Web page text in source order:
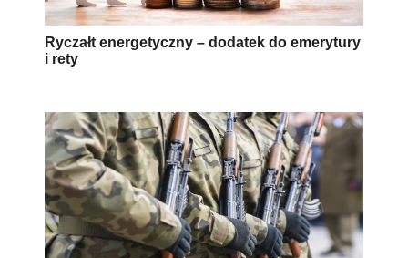
Ryczałt energetyczny – dodatek do emerytury
i rety